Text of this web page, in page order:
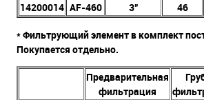
14200014 AF-460 3” 46
* Фильтрующий элемент в комплект
Покупается отдельно.
Предварительная
фильтрация